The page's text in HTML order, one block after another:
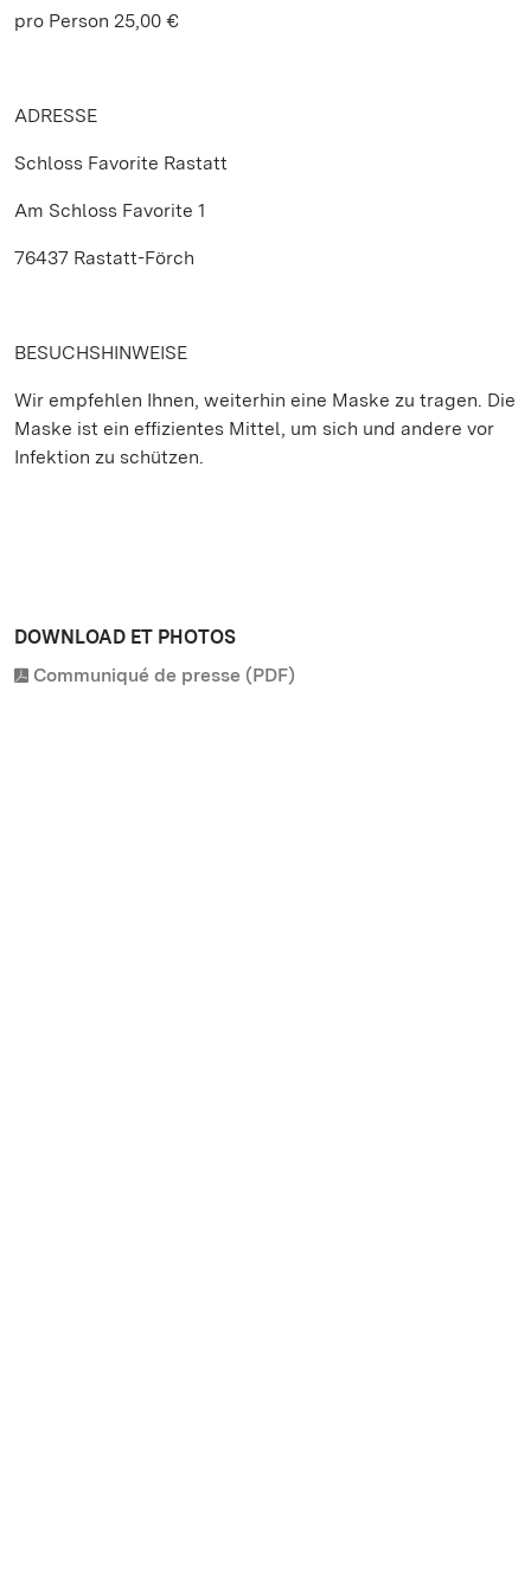
pro Person 25,00 €
ADRESSE
Schloss Favorite Rastatt
Am Schloss Favorite 1
76437 Rastatt-Förch
BESUCHSHINWEISE
Wir empfehlen Ihnen, weiterhin eine Maske zu tragen. Die
Maske ist ein effizientes Mittel, um sich und andere vor
Infektion zu schützen.
DOWNLOAD ET PHOTOS
Communiqué de presse (PDF)